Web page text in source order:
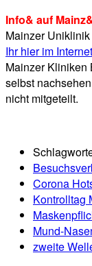
Info& auf
Mainzer
Ihr hier im Internet
Mainzer Kliniken
selbst
nicht mitgeteilt.
Corona
Kontrolltag
Mund-
zweite